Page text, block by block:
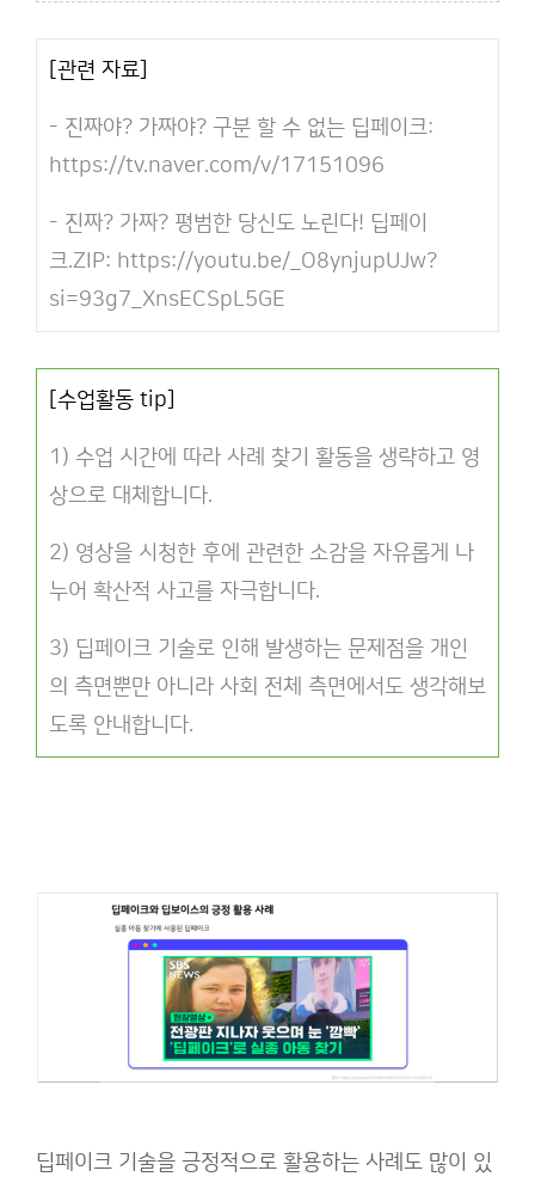
[관련 자료]
- 진짜야? 가짜야? 구분 할 수 없는 딥페이크:
https://tv.naver.com/v/17151096
- 진짜? 가짜? 평범한 당신도 노린다! 딥페이
크.ZIP: https://youtu.be/_O8ynjupUJw?
si=93g7_XnsECSpL5GE
[수업활동 tip]
1) 수업 시간에 따라 사례 찾기 활동을 생략하고 영
상으로 대체합니다.
2) 영상을 시청한 후에 관련한 소감을 자유롭게 나
누어 확산적 사고를 자극합니다.
3) 딥페이크 기술로 인해 발생하는 문제점을 개인
의 측면뿐만 아니라 사회 전체 측면에서도 생각해보
도록 안내합니다.
딥페이크 기술을 긍정적으로 활용하는 사례도 많이 있